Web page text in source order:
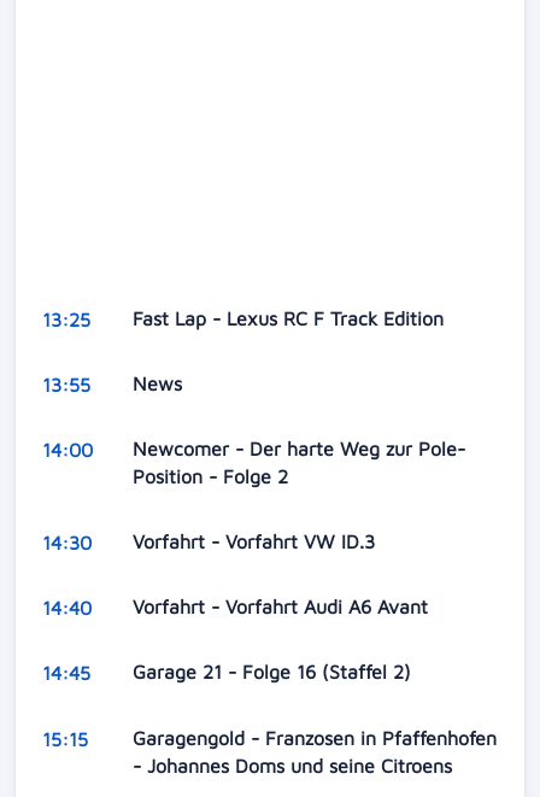
13:25 Fast Lap - Lexus RC F Track Edition
13:55 News
14:00
Newcomer - Der harte Weg zur Pole-
Position - Folge 2
14:30 Vorfahrt - Vorfahrt VW ID.3
14:40 Vorfahrt - Vorfahrt Audi A6 Avant
14:45 Garage 21 - Folge 16 (Staffel 2)
15:15
Garagengold - Franzosen in Pfaffenhofen
- Johannes Doms und seine Citroens